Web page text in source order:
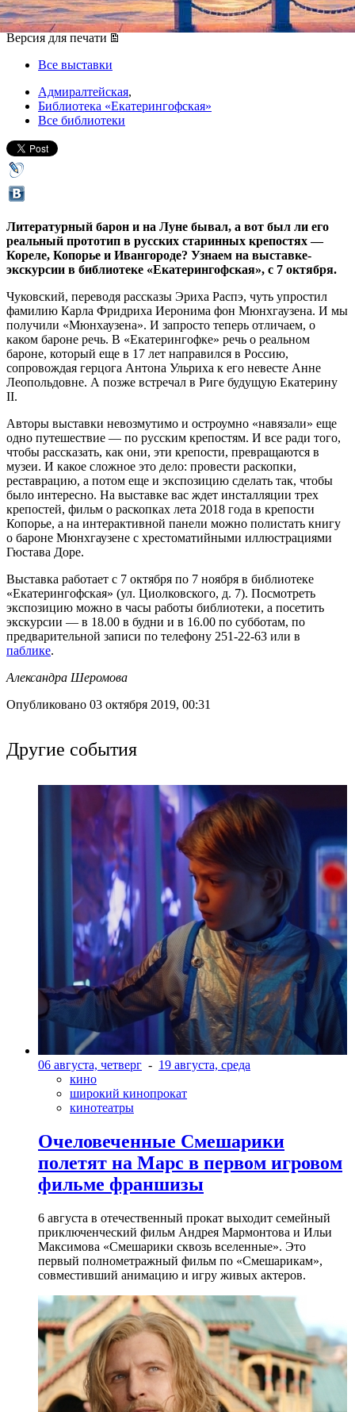
07 октября 2019, понедельник- 07 ноября 2019, четверг
Версия для печати
Все выставки
Адмиралтейская,
Библиотека «Екатерингофская»
Все библиотеки
Литературный барон и на Луне бывал, а вот был ли его
реальный прототип в русских старинных крепостях —
Кореле, Копорье и Ивангороде? Узнаем на выставке-
экскурсии в библиотеке «Екатерингофская», с 7 октября.
Чуковский, переводя рассказы Эриха Распэ, чуть упростил
фамилию Карла Фридриха Иеронима фон Мюнхгаузена. И мы
получили «Мюнхаузена». И запросто теперь отличаем, о
каком бароне речь. В «Екатерингофке» речь о реальном
бароне, который еще в 17 лет направился в Россию,
сопровождая герцога Антона Ульриха к его невесте Анне
Леопольдовне. А позже встречал в Риге будущую Екатерину
II.
Авторы выставки невозмутимо и остроумно «навязали» еще
одно путешествие — по русским крепостям. И все ради того,
чтобы рассказать, как они, эти крепости, превращаются в
музеи. И какое сложное это дело: провести раскопки,
реставрацию, а потом еще и экспозицию сделать так, чтобы
было интересно. На выставке вас ждет инсталляции трех
крепостей, фильм о раскопках лета 2018 года в крепости
Копорье, а на интерактивной панели можно полистать книгу
о бароне Мюнхгаузене с хрестоматийными иллюстрациями
Гюстава Доре.
Выставка работает с 7 октября по 7 ноября в библиотеке
«Екатерингофская» (ул. Циолковского, д. 7). Посмотреть
экспозицию можно в часы работы библиотеки, а посетить
экскурсии — в 18.00 в будни и в 16.00 по субботам, по
предварительной записи по телефону 251-22-63 или в
паблике.
Александра Шеромова
Опубликовано 03 октября 2019, 00:31
Другие события
06 августа, четверг - 19 августа, среда
кино
широкий кинопрокат
кинотеатры
Очеловеченные Смешарики
полетят на Марс в первом игровом
фильме франшизы
6 августа в отечественный прокат выходит семейный
приключенческий фильм Андрея Мармонтова и Ильи
Максимова «Смешарики сквозь вселенные». Это
первый полнометражный фильм по «Смешарикам»,
совместивший анимацию и игру живых актеров.